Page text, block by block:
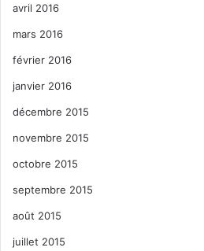
avril 2016
mars 2016
février 2016
janvier 2016
décembre 2015
novembre 2015
octobre 2015
septembre 2015
août 2015
juillet 2015